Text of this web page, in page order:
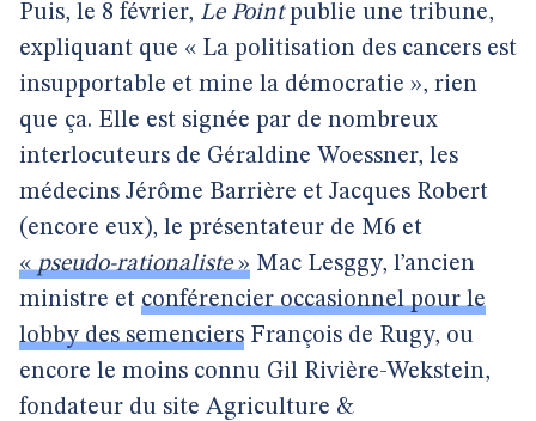
Puis, le 8 février, Le Pointpublie une tribune,
expliquant que « La politisation des cancers est
insupportable et mine la démocratie », rien
que ça. Elle est signée par de nombreux
interlocuteurs de Géraldine Woessner, les
médecins Jérôme Barrière et Jacques Robert
(encore eux), le présentateur de M6 et
«pseudo-rationaliste» Mac Lesggy, l’ancien
ministre et conférencier occasionnel pour le
lobby des semenciers François de Rugy, ou
encore le moins connu Gil Rivière-Wekstein,
fondateur du site Agriculture &